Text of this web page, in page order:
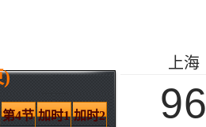
)
第4节 加时1 加时2
上海
96